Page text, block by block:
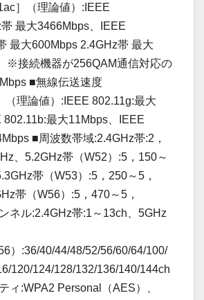
］（理論値）:IEEE
最大3466Mbps、IEEE
最大600Mbps 2.4GHz帯 最大
※接続機器が256QAM通信対応の
■無線伝送速度
（理論値）:IEEE 802.11g:最大
802.11b:最大11Mbps、IEEE
■周波数帯域:2.4GHz帯:2，
、5.2GHz帯（W52）:5，150～
帯（W53）:5，250～5，
帯（W56）:5，470～5，
ネル:2.4GHz帯:1～13ch、5GHz
）:36/40/44/48/52/56/60/64/100/
120/124/128/132/136/140/144ch
ィ:WPA2 Personal（AES）、